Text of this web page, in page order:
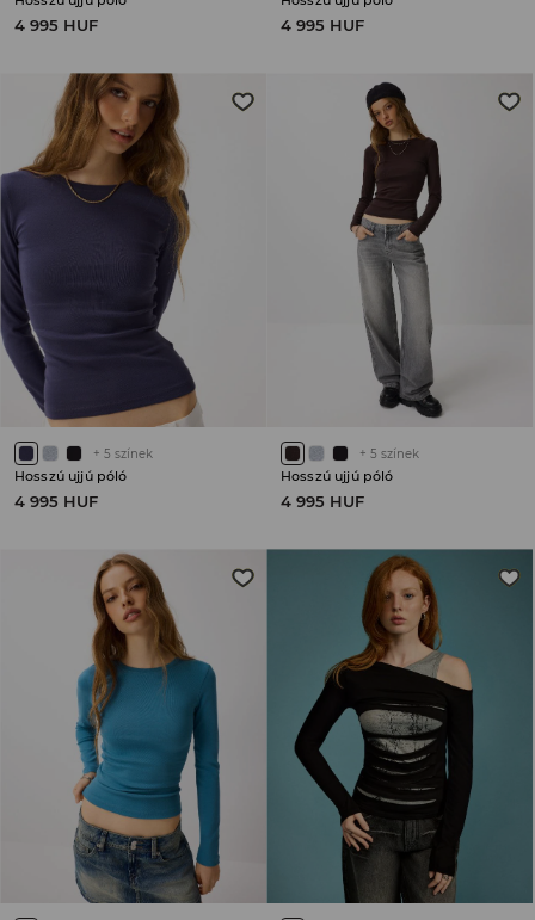
4 995 HUF 4 995 HUF
+ 5 színek
Hosszú ujjú póló
4 995 HUF
+ 5 színek
Hosszú ujjú póló
4 995 HUF